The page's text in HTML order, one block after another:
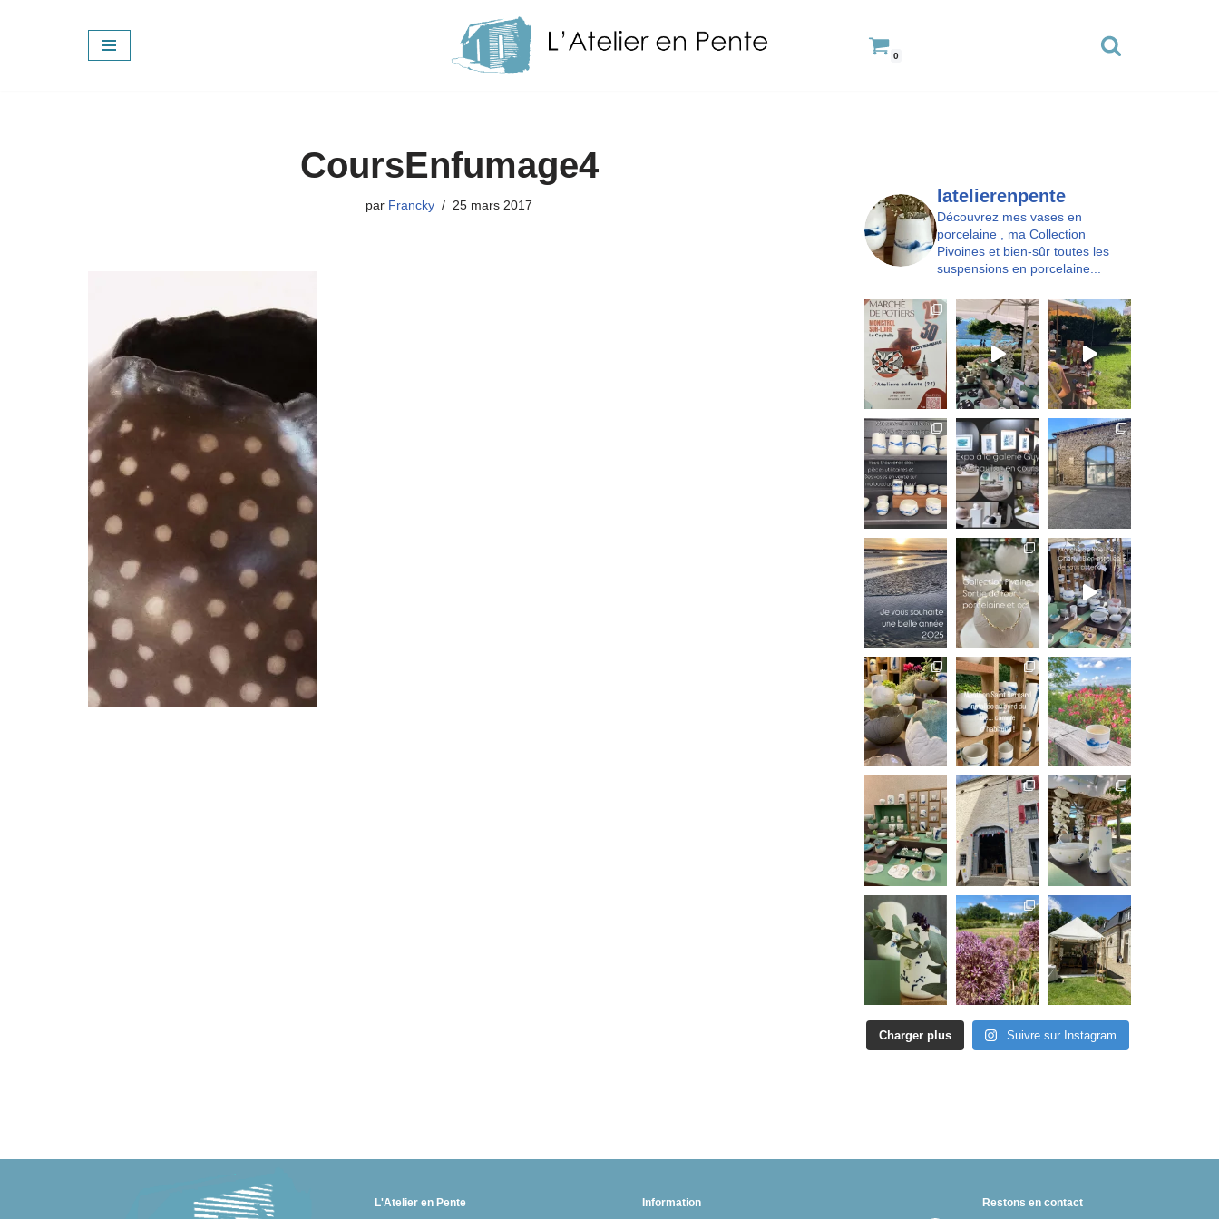
0
CoursEnfumage4
par Francky 25 mars 2017 latelierenpente
Découvrez mes vases en
porcelaine , ma Collection
Pivoines et bien-sûr toutes les
suspensions en porcelaine...
Charger plus Suivre sur Instagram
L'Atelier en Pente Information Restons en contact